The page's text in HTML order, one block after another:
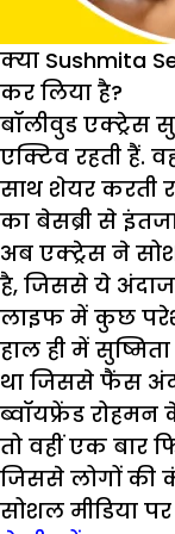
क्या Sushmita
कर लिया है?
बॉलीवुड एक्ट्रेस
एक्टिव रहती
साथ शेयर करती
का बेसब्री से
अब एक्ट्रेस ने
है, जिससे ये
लाइफ में कुछ
हाल ही में
था जिससे फैंस
ब्वॉयफ्रेंड रोहमन
तो वहीं एक बार
जिससे लोगों की
सोशल मीडिया